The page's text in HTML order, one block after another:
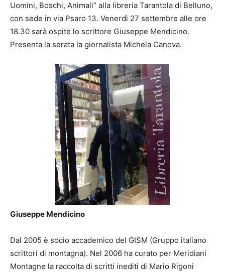
Uomini, Boschi, Animali” alla libreria Tarantola di Belluno,
con sede in via Psaro 13. Venerdì 27 settembre alle ore
18.30 sarà ospite lo scrittore Giuseppe Mendicino.
Presenta la serata la giornalista Michela Canova.
Giuseppe Mendicino
Dal 2005 è socio accademico del GISM (Gruppo italiano
scrittori di montagna). Nel 2006 ha curato per Meridiani
Montagne la raccolta di scritti inediti di Mario Rigoni